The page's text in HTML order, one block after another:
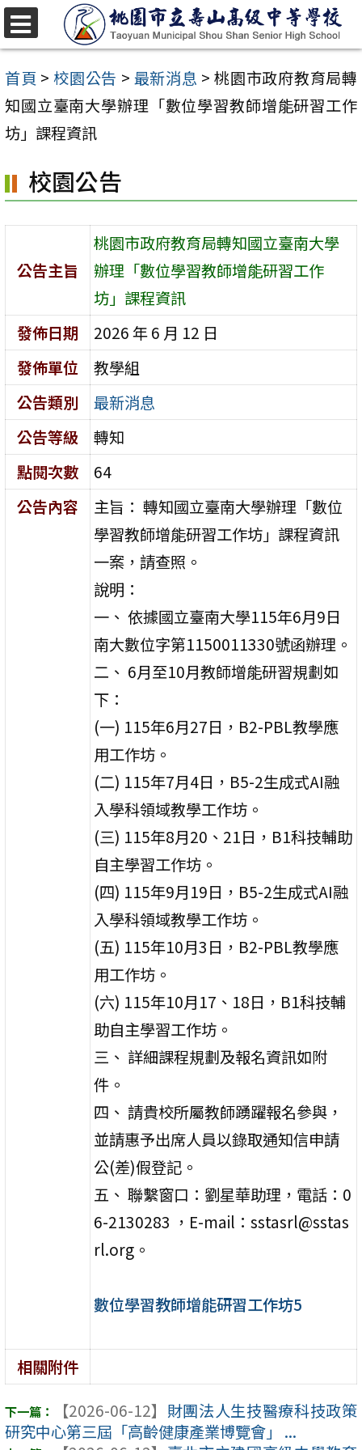
跳
至
主
要
內
區
首頁 > 校園公告 > 最新消息 > 桃園市政府教育局轉
知國立臺南大學辦理「數位學習教師增能研習工作
坊」課程資訊
校園公告
公告主旨
桃園市政府教育局轉知國立臺南大學
辦理「數位學習教師增能研習工作
坊」課程資訊
發佈日期
2026 年 6 月 12 日
發佈單位
教學組
公告類別
最新消息
公告等級
轉知
點閱次數
64
公告內容
主旨： 轉知國立臺南大學辦理「數位
學習教師增能研習工作坊」課程資訊
一案，請查照。
說明：
一、 依據國立臺南大學115年6月9日
南大數位字第1150011330號函辦理。
二、 6月至10月教師增能研習規劃如
下：
(一) 115年6月27日，B2-PBL教學應
用工作坊。
(二) 115年7月4日，B5-2生成式AI融
入學科領域教學工作坊。
(三) 115年8月20、21日，B1科技輔助
自主學習工作坊。
(四) 115年9月19日，B5-2生成式AI融
入學科領域教學工作坊。
(五) 115年10月3日，B2-PBL教學應
用工作坊。
(六) 115年10月17、18日，B1科技輔
助自主學習工作坊。
三、 詳細課程規劃及報名資訊如附
件。
四、 請貴校所屬教師踴躍報名參與，
並請惠予出席人員以錄取通知信申請
公(差)假登記。
五、 聯繫窗口：劉星華助理，電話：0
6-2130283 ，E-mail：sstasrl@sstas
rl.org。
數位學習教師增能研習工作坊5
相關附件
【2026-06-12】 財團法人生技醫療科技政策
研究中心第三屆「高齡健康產業博覽會」 ...
選
單